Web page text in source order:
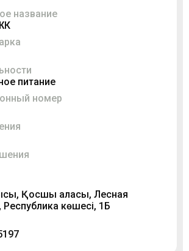
название
питание
номер
Қосшы қаласы, Лесная
көшесі, 1Б